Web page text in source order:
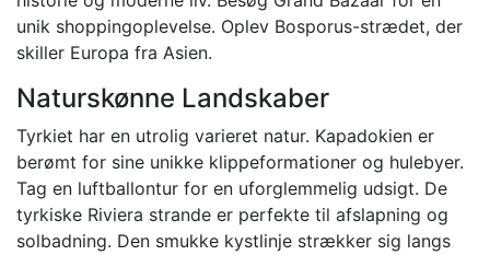
unik shoppingoplevelse. Oplev Bosporus-strædet, der
skiller Europa fra Asien.
Naturskønne Landskaber
Tyrkiet har en utrolig varieret natur. Kapadokien er
berømt for sine unikke klippeformationer og hulebyer.
Tag en luftballontur for en uforglemmelig udsigt. De
tyrkiske Riviera strande er perfekte til afslapning og
solbadning. Den smukke kystlinje strækker sig langs